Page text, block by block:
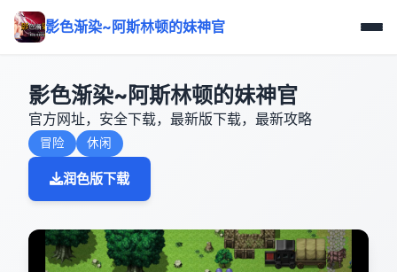
影色渐染~阿斯林顿的妹神官
影色渐染~阿斯林顿的妹神官
官方网址，安全下载，最新版下载，最新攻略
冒险 休闲
润色版下载